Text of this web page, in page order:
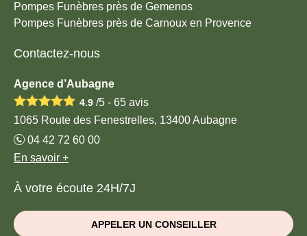
Pompes Funèbres près de Gemenos
Pompes Funèbres près de Carnoux en Provence
Contactez-nous
Agence d’Aubagne
4.9 /5 - 65 avis
1065 Route des Fenestrelles, 13400 Aubagne
04 42 72 60 00
En savoir +
À votre écoute 24H/7J
APPELER UN CONSEILLER